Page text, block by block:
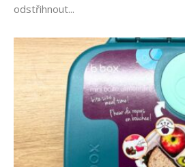
odstřihnout...